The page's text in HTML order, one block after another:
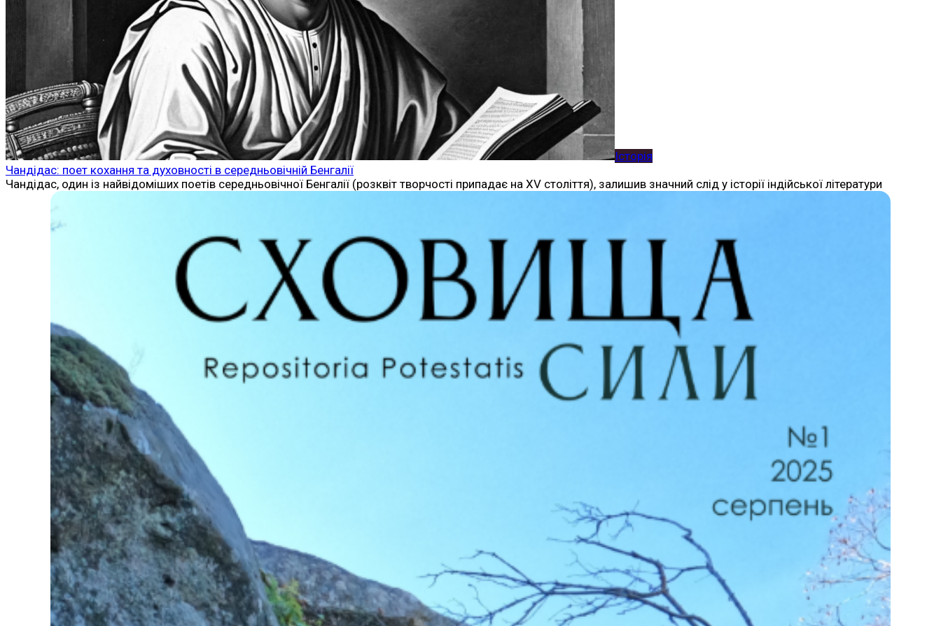
Історія
Чандідас: поет кохання та духовності в середньовічній Бенгалії
Чандідас, один із найвідоміших поетів середньовічної Бенгалії (розквіт творчості припадає на XV століття), залишив значний слід у історії індійської літератури